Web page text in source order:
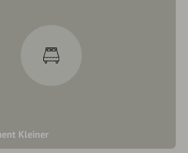
Kleiner